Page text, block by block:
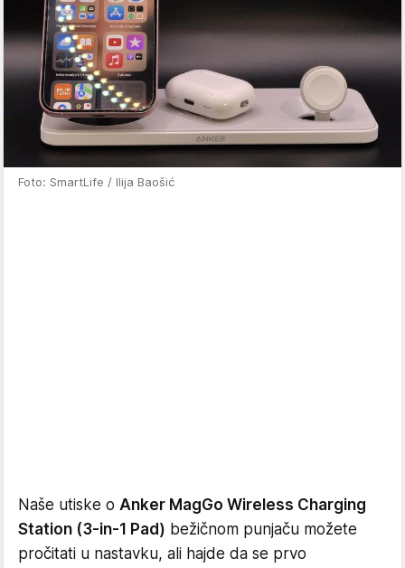
Foto: SmartLife / Ilija Baošić
Naše utiske o Anker MagGo Wireless Charging
Station (3-in-1 Pad) bežičnom punjaču možete
pročitati u nastavku, ali hajde da se prvo